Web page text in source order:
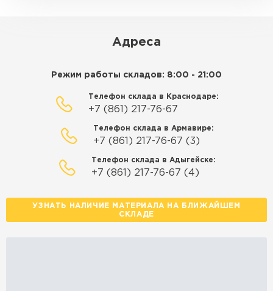
Адреса
Режим работы складов: 8:00 - 21:00
Телефон склада в Краснодаре:
+7 (861) 217-76-67
Телефон склада в Армавире:
+7 (861) 217-76-67 (3)
Телефон склада в Адыгейске:
+7 (861) 217-76-67 (4)
УЗНАТЬ НАЛИЧИЕ МАТЕРИАЛА НА БЛИЖАЙШЕМ
СКЛАДЕ